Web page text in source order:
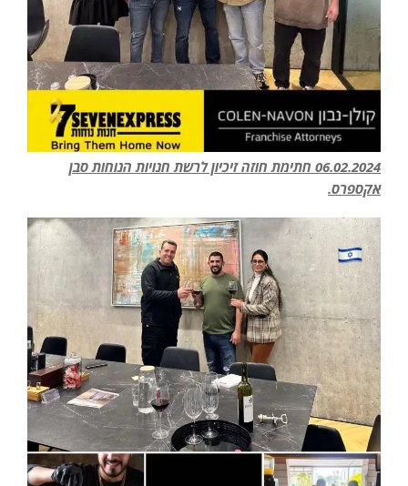
06.02.2024 חתימת חוזה זיכיון לרשת חנויות הנוחות סבן
אקספרס.